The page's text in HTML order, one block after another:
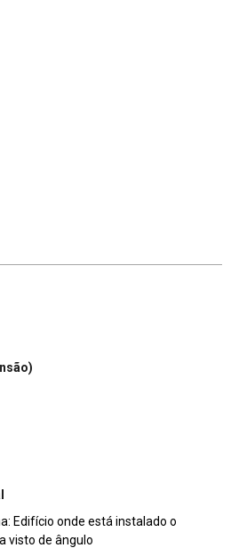
Edifício onde está instalado o
visto de ângulo